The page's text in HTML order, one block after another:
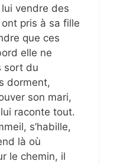
vendre des
pris à sa fille
que ces
elle ne
sort du
dorment,
son mari,
raconte tout.
s’habille,
là où
le chemin, il